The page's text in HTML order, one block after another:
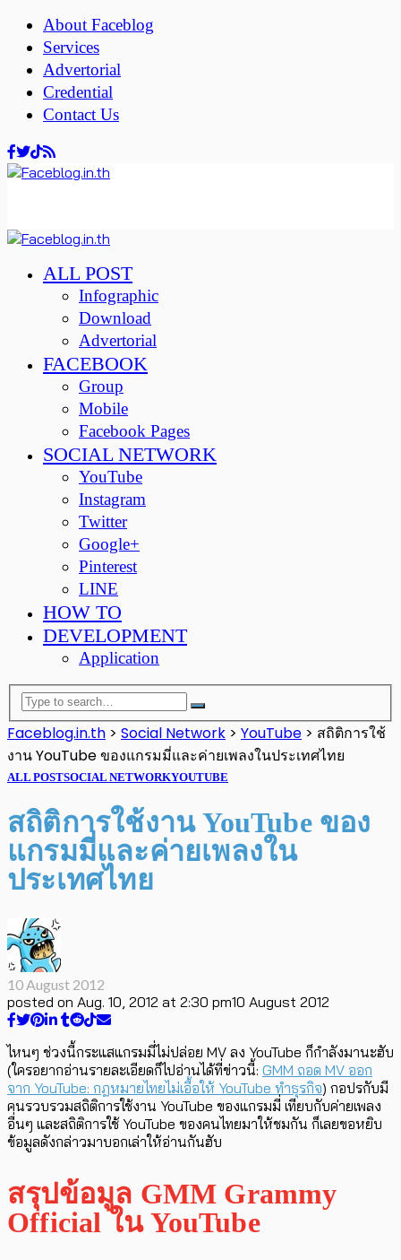
About Faceblog
Services
Advertorial
Credential
Contact Us
ALL POST
Infographic
Download
Advertorial
FACEBOOK
Group
Mobile
Facebook Pages
SOCIAL NETWORK
YouTube
Instagram
Twitter
Google+
Pinterest
LINE
HOW TO
DEVELOPMENT
Application
Faceblog.in.th > Social Network > YouTube > สถิติการใช้
งาน YouTube ของแกรมมี่และค่ายเพลงในประเทศไทย
ALL POSTSOCIAL NETWORKYOUTUBE
สถิติการใช้งาน YouTube ของ
แกรมมี่และค่ายเพลงใน
ประเทศไทย
10 August 2012
posted on Aug. 10, 2012 at 2:30 pm10 August 2012
ไหนๆ ช่วงนี้กระแสแกรมมี่ไม่ปล่อย MV ลง YouTube ก็กำลังมานะฮับ
(ใครอยากอ่านรายละเอียดก็ไปอ่านได้ที่ข่าวนี้: GMM ถอด MV ออก
จาก YouTube: กฎหมายไทยไม่เอื้อให้ YouTube ทำธุรกิจ) กอปรกับมี
คนรวบรวมสถิติการใช้งาน YouTube ของแกรมมี่ เทียบกับค่ายเพลง
อื่นๆ และสถิติการใช้ YouTube ของคนไทยมาให้ชมกัน ก็เลยขอหยิบ
ข้อมูลดังกล่าวมาบอกเล่าให้อ่านกันฮับ
สรุปข้อมูล GMM Grammy
Official ใน YouTube